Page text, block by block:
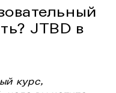
JTBD в
курс,